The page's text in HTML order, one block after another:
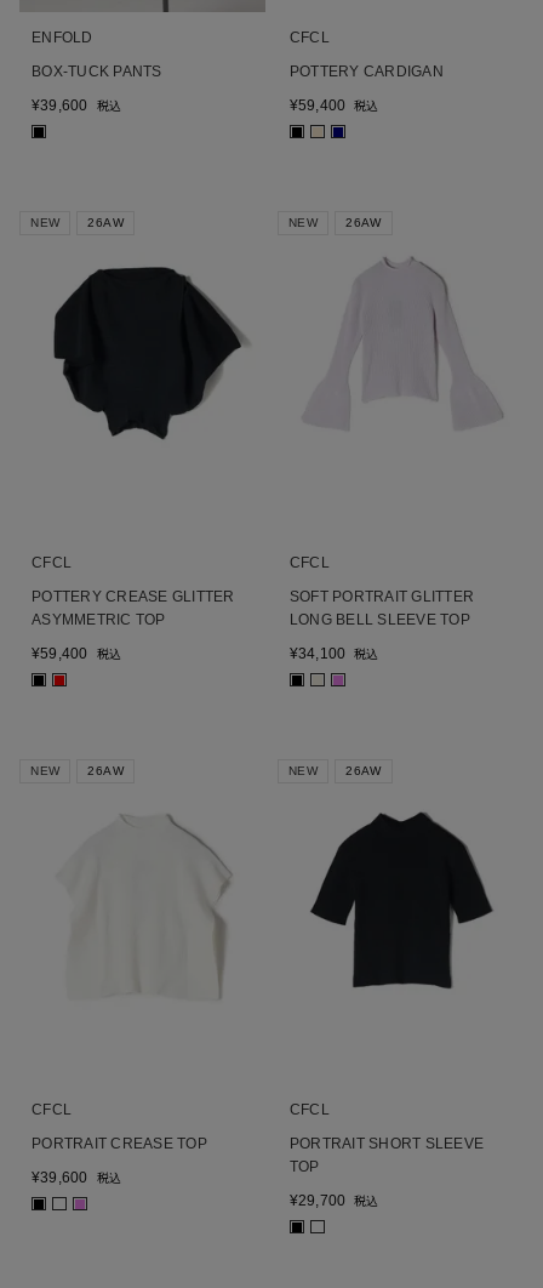
ENFOLD
BOX-TUCK PANTS
¥39,600 税込
CFCL
POTTERY CARDIGAN
¥59,400 税込
NEW 26AW
CFCL
POTTERY CREASE GLITTER
ASYMMETRIC TOP
¥59,400 税込
■ ■
NEW 26AW
CFCL
SOFT PORTRAIT GLITTER
LONG BELL SLEEVE TOP
¥34,100 税込
■ ■
NEW 26AW
CFCL
PORTRAIT CREASE TOP
¥39,600 税込
■ ■
NEW 26AW
CFCL
PORTRAIT SHORT SLEEVE
TOP
¥29,700 税込
■